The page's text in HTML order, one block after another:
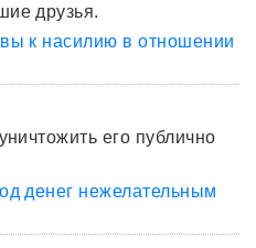
друзья.
к насилию в отношении
его публично
денег нежелательным